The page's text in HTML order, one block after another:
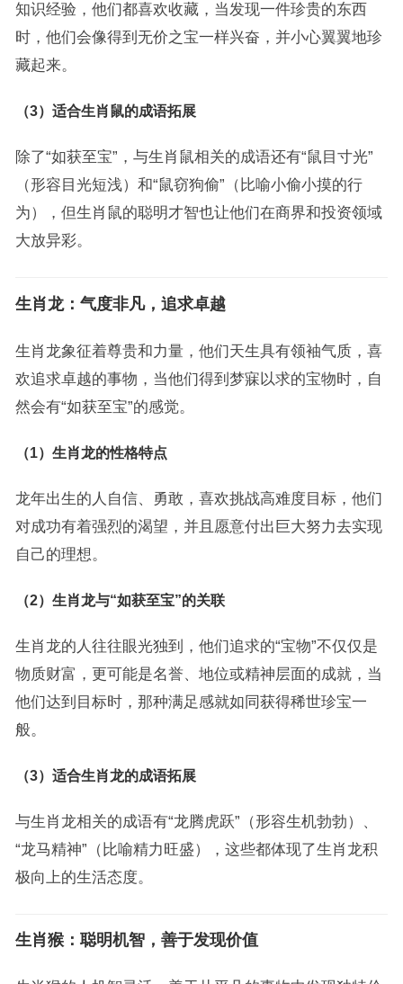
知识经验，他们都喜欢收藏，当发现一件珍贵的东西
时，他们会像得到无价之宝一样兴奋，并小心翼翼地珍
藏起来。
（3）适合生肖鼠的成语拓展
除了“如获至宝”，与生肖鼠相关的成语还有“鼠目寸光”
（形容目光短浅）和“鼠窃狗偷”（比喻小偷小摸的行
为），但生肖鼠的聪明才智也让他们在商界和投资领域
大放异彩。
生肖龙：气度非凡，追求卓越
生肖龙象征着尊贵和力量，他们天生具有领袖气质，喜
欢追求卓越的事物，当他们得到梦寐以求的宝物时，自
然会有“如获至宝”的感觉。
（1）生肖龙的性格特点
龙年出生的人自信、勇敢，喜欢挑战高难度目标，他们
对成功有着强烈的渴望，并且愿意付出巨大努力去实现
自己的理想。
（2）生肖龙与“如获至宝”的关联
生肖龙的人往往眼光独到，他们追求的“宝物”不仅仅是
物质财富，更可能是名誉、地位或精神层面的成就，当
他们达到目标时，那种满足感就如同获得稀世珍宝一
般。
（3）适合生肖龙的成语拓展
与生肖龙相关的成语有“龙腾虎跃”（形容生机勃勃）、
“龙马精神”（比喻精力旺盛），这些都体现了生肖龙积
极向上的生活态度。
生肖猴：聪明机智，善于发现价值